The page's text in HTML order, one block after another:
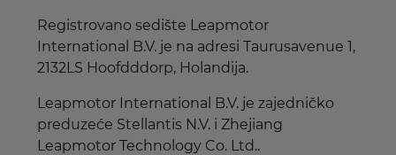
Registrovano sedište Leapmotor
International B.V. je na adresi Taurusavenue 1,
2132LS Hoofdddorp, Holandija.
Leapmotor International B.V. je zajedničko
preduzeće Stellantis N.V. i Zhejiang
Leapmotor Technology Co. Ltd..